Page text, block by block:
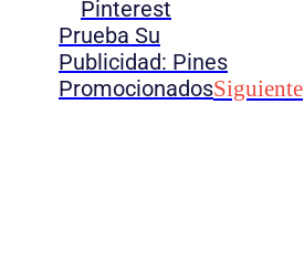
Pinterest
Prueba Su
Publicidad: Pines
PromocionadosSiguiente